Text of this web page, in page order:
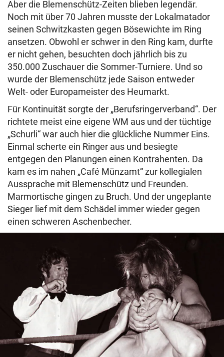
Aber die Blemenschütz-Zeiten blieben legendär.
Noch mit über 70 Jahren musste der Lokalmatador
seinen Schwitzkasten gegen Bösewichte im Ring
ansetzen. Obwohl er schwer in den Ring kam, durfte
er nicht gehen, besuchten doch jährlich bis zu
350.000 Zuschauer die Sommer-Turniere. Und so
wurde der Blemenschütz jede Saison entweder
Welt- oder Europameister des Heumarkt.
Für Kontinuität sorgte der „Berufsringerverband“. Der
richtete meist eine eigene WM aus und der tüchtige
„Schurli“ war auch hier die glückliche Nummer Eins.
Einmal scherte ein Ringer aus und besiegte
entgegen den Planungen einen Kontrahenten. Da
kam es im nahen „Café Münzamt“ zur kollegialen
Aussprache mit Blemenschütz und Freunden.
Marmortische gingen zu Bruch. Und der ungeplante
Sieger lief mit dem Schädel immer wieder gegen
einen schweren Aschenbecher.